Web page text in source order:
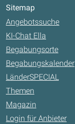
Sitemap
Angebotssuche
KI-Chat Ella
Begabungsorte
Begabungskalender
LänderSPECIAL
Themen
Magazin
Login für Anbieter